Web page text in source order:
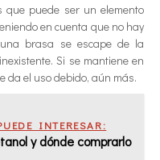
que puede ser un elemento
en cuenta que no hay
brasa se escape de la
Si se mantiene en
da el uso debido, aún más.
INTERESAR:
y dónde comprarlo